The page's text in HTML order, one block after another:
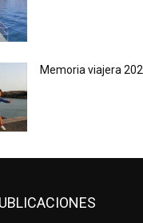
Memoria viajera